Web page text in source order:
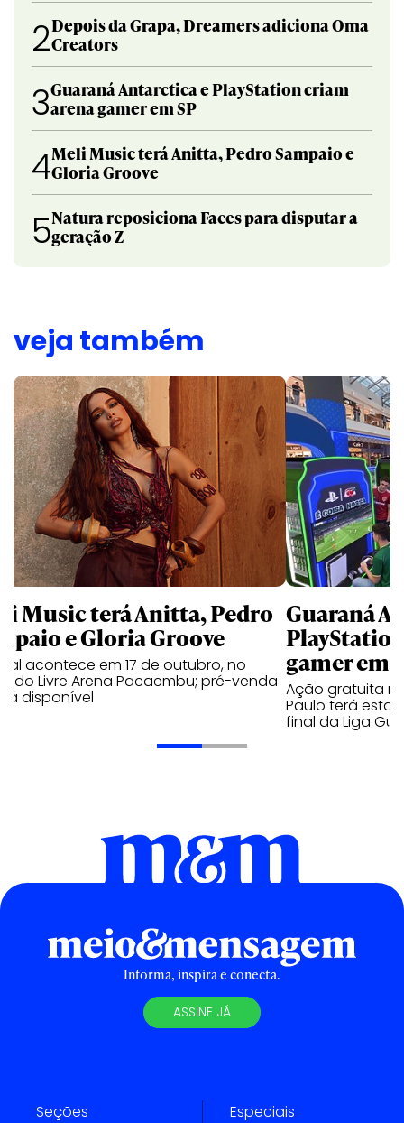
2Depois da Grapa, Dreamers adiciona Oma
Creators
3Guaraná Antarctica e PlayStation criam
arena gamer em SP
4Meli Music terá Anitta, Pedro Sampaio e
Gloria Groove
5Natura reposiciona Faces para disputar a
geração Z
veja também
Music terá Anitta, Pedro
e Gloria Groove
acontece em 17 de outubro, no
Livre Arena Pacaembu; pré-venda
disponível
Guaraná
gamer em
Ação gratuita
Paulo terá
final da Liga
Informa, inspira e conecta.
ASSINE JÁ
Seções Especiais